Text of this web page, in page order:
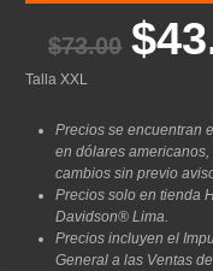
$73.00 El
$
Talla XXL
Precios se encuentran
en dólares americanos,
cambios sin previo
Precios solo en tienda
Davidson® Lima.
Precios incluyen el
General a las Ventas de